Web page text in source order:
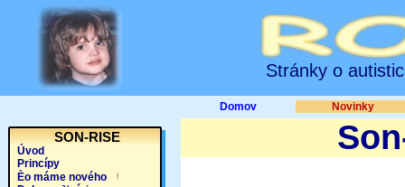
Stránky o
SON-RISE
Úvod
Princípy
Èo máme nového
Domov Novinky